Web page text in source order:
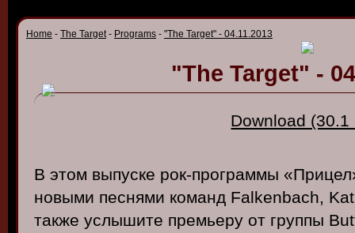
Home - The Target- Programs - "The Target" - 04.11.2013
"The Target" -
Download (30.1
В этом выпуске рок-программы
новыми песнями команд Falkenbach,
также услышите премьеру от группы